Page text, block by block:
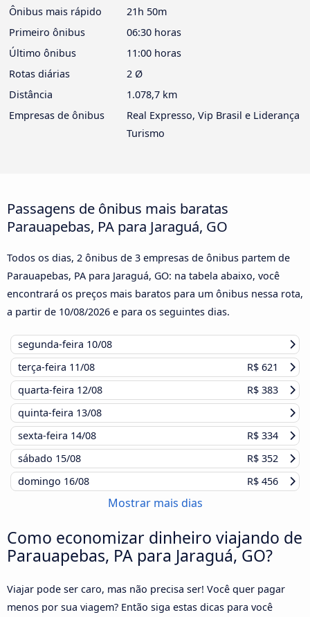
Ônibus mais rápido
21h 50m
Primeiro ônibus
06:30 horas
Último ônibus
11:00 horas
Rotas diárias
2 Ø
Distância
1.078,7 km
Empresas de ônibus
Real Expresso, Vip Brasil e Liderança
Turismo
Passagens de ônibus mais baratas
Parauapebas, PA para Jaraguá, GO
Todos os dias, 2 ônibus de 3 empresas de ônibus partem de
Parauapebas, PA para Jaraguá, GO: na tabela abaixo, você
encontrará os preços mais baratos para um ônibus nessa rota,
a partir de 10/08/2026 e para os seguintes dias.
segunda-feira 10/08
terça-feira 11/08
R$ 621
quarta-feira 12/08
R$ 383
quinta-feira 13/08
sexta-feira 14/08
R$ 334
sábado 15/08
R$ 352
domingo 16/08 R$ 456
Mostrar mais dias
Como economizar dinheiro viajando de
Parauapebas, PA para Jaraguá, GO?
Viajar pode ser caro, mas não precisa ser! Você quer pagar
menos por sua viagem? Então siga estas dicas para você